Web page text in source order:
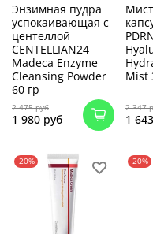
Энзимная пудра
успокаивающая с
центеллой
CENTELLIAN24
Madeca Enzyme
Cleansing Powder
60 гр
2 475 руб
1 980 руб
Mist
2 347
1
-20% -20%